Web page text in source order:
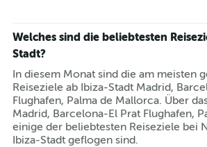
Welches sind die beliebtesten
Stadt?
In diesem Monat sind die am meisten
Reiseziele ab Ibiza-Stadt Madrid,
Flughafen, Palma de Mallorca. Über
Madrid, Barcelona-El Prat Flughafen,
einige der beliebtesten Reiseziele bei
Ibiza-Stadt geflogen sind.